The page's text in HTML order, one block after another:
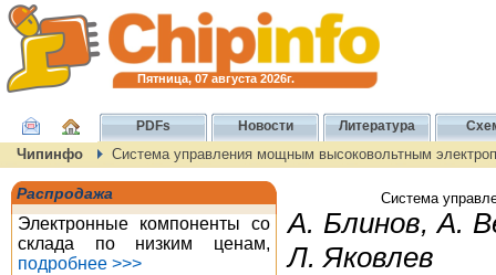
Пятница, 07 августа 2026г.
PDFs Новости Литература
Чипинфо Система управления мощным высоковольтным
Распродажа
Электронные компоненты со
склада по низким ценам,
подробнее >>>
Система
А. Блинов, А.
Л. Яковлев